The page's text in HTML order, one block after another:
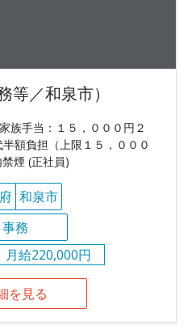
等／和泉市）
族手当：１５，０００円２
額負担（上限１５，０００
煙 (正社員)
和泉市
事務
月給220,000円
を見る